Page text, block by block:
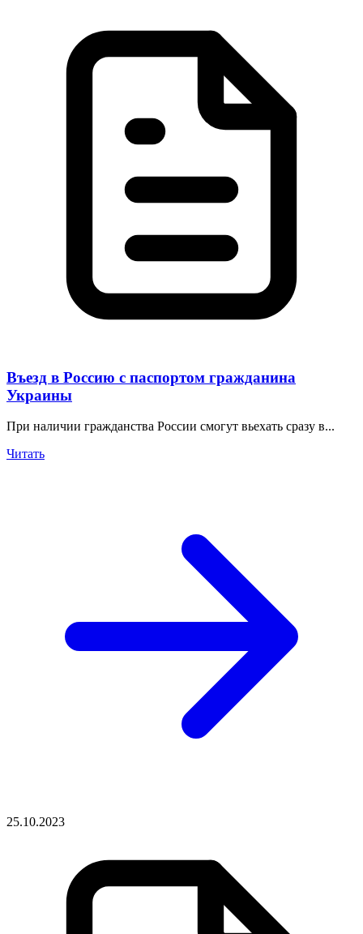
Въезд в Россию с паспортом гражданина
Украины
При наличии гражданства России смогут вьехать сразу в...
Читать
25.10.2023